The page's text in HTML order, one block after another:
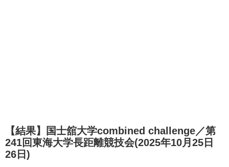
【結果】国士舘大学combined challenge／第
241回東海大学長距離競技会(2025年10月25日
26日)